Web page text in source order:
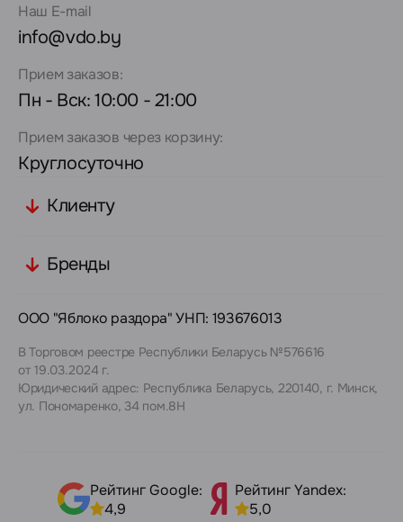
Наш E-mail
info@vdo.by
Прием заказов:
Пн - Вск: 10:00 - 21:00
Прием заказов через корзину:
Круглосуточно
Клиенту
Бренды
ООО "Яблоко раздора" УНП: 193676013
В Торговом реестре Республики Беларусь №576616
от 19.03.2024 г.
Юридический адрес: Республика Беларусь, 220140, г. Минск,
ул. Пономаренко, 34 пом.8Н
Рейтинг Google:
4,9
Рейтинг Yandex:
5,0